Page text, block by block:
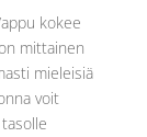
kokee
mittainen
mieleisiä
voit